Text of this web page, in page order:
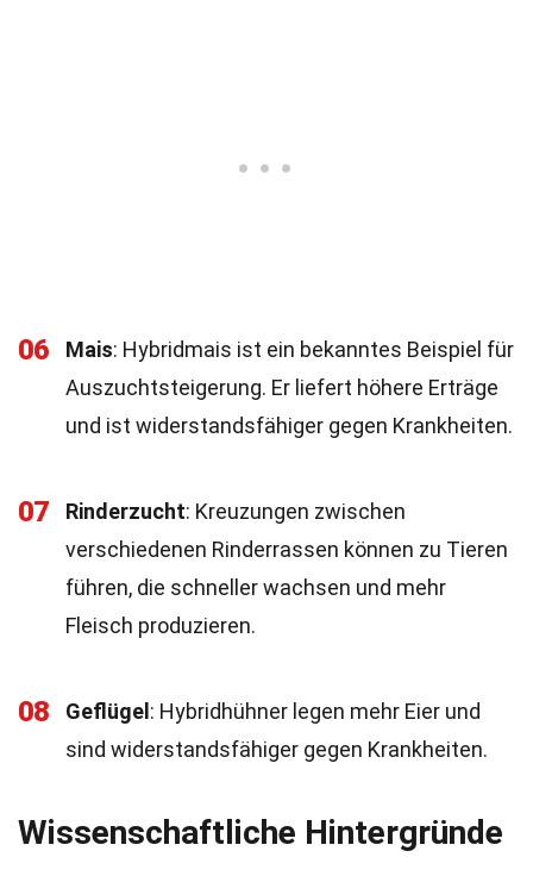
06 Mais: Hybridmais ist ein bekanntes Beispiel für
Auszuchtsteigerung. Er liefert höhere Erträge
und ist widerstandsfähiger gegen Krankheiten.
07 Rinderzucht: Kreuzungen zwischen
verschiedenen Rinderrassen können zu Tieren
führen, die schneller wachsen und mehr
Fleisch produzieren.
08 Geflügel : Hybridhühner legen mehr Eier und
sind widerstandsfähiger gegen Krankheiten.
Wissenschaftliche Hintergründe